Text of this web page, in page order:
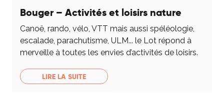
Bouger – Activités et loisirs nature
Canoë, rando, vélo, VTT mais aussi spéléologie,
escalade, parachutisme, ULM... le Lot répond à
merveille à toutes les envies d’activités de loisirs.
LIRE LA SUITE